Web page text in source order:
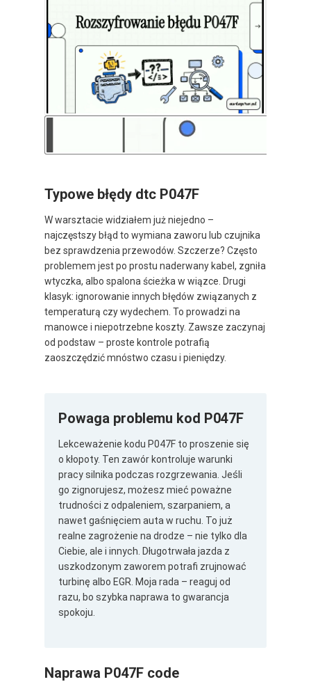
Typowe błędy dtc P047F
W warsztacie widziałem już niejedno –
najczęstszy błąd to wymiana zaworu lub czujnika
bez sprawdzenia przewodów. Szczerze? Często
problemem jest po prostu naderwany kabel, zgniła
wtyczka, albo spalona ścieżka w wiązce. Drugi
klasyk: ignorowanie innych błędów związanych z
temperaturą czy wydechem. To prowadzi na
manowce i niepotrzebne koszty. Zawsze zaczynaj
od podstaw – proste kontrole potrafią
zaoszczędzić mnóstwo czasu i pieniędzy.
Powaga problemu kod P047F
Lekceważenie kodu P047F to proszenie się
o kłopoty. Ten zawór kontroluje warunki
pracy silnika podczas rozgrzewania. Jeśli
go zignorujesz, możesz mieć poważne
trudności z odpaleniem, szarpaniem, a
nawet gaśnięciem auta w ruchu. To już
realne zagrożenie na drodze – nie tylko dla
Ciebie, ale i innych. Długotrwała jazda z
uszkodzonym zaworem potrafi zrujnować
turbinę albo EGR. Moja rada – reaguj od
razu, bo szybka naprawa to gwarancja
spokoju.
Naprawa P047F code